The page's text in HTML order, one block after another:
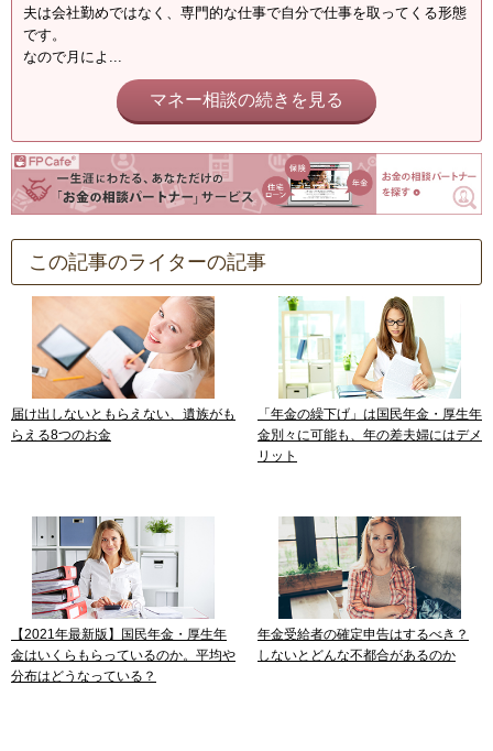
夫は会社勤めではなく、専門的な仕事で自分で仕事を取ってくる形態
です。
なので月によ...
マネー相談の続きを見る
この記事のライターの記事
届け出しないともらえない、遺族がも
らえる8つのお金
「年金の繰下げ」は国民年金・厚生年
金別々に可能も、年の差夫婦にはデメ
リット
【2021年最新版】国民年金・厚生年
金はいくらもらっているのか。平均や
分布はどうなっている？
年金受給者の確定申告はするべき？
しないとどんな不都合があるのか